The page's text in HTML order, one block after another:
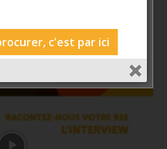
– ICOM et...
avril 2021 c'est par ici